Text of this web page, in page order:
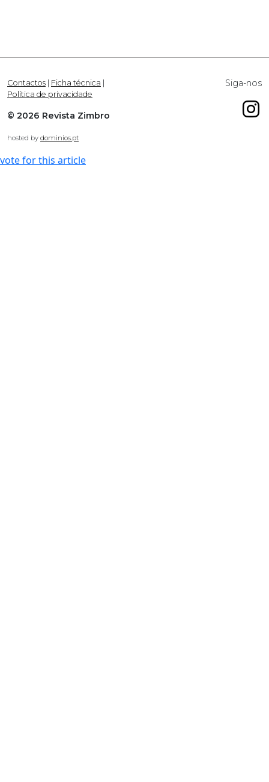
Contactos Ficha técnica
Política de privacidade
© 2026 Revista Zimbro
hosted by dominios.pt
Siga-nos
vote for this article